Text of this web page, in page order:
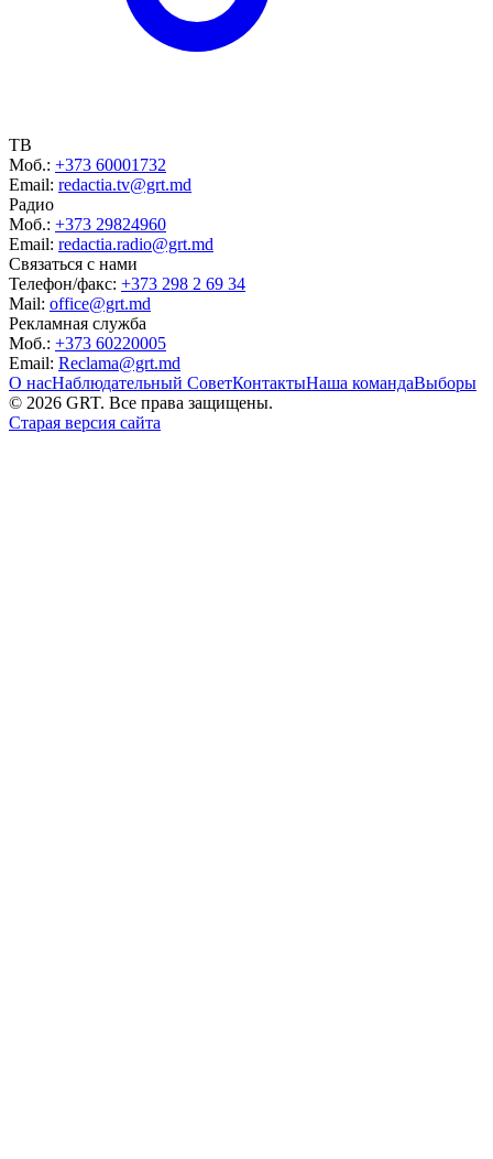
ТВ
Моб.: +373 60001732
Email: redactia.tv@grt.md
Радио
Моб.: +373 29824960
Email: redactia.radio@grt.md
Связаться с нами
Телефон/факс: +373 298 2 69 34
Mail: office@grt.md
Рекламная служба
Моб.: +373 60220005
Email: Reclama@grt.md
О насНаблюдательный СоветКонтактыНаша командаВыборы
© 2026 GRT. Все права защищены.
Старая версия сайта